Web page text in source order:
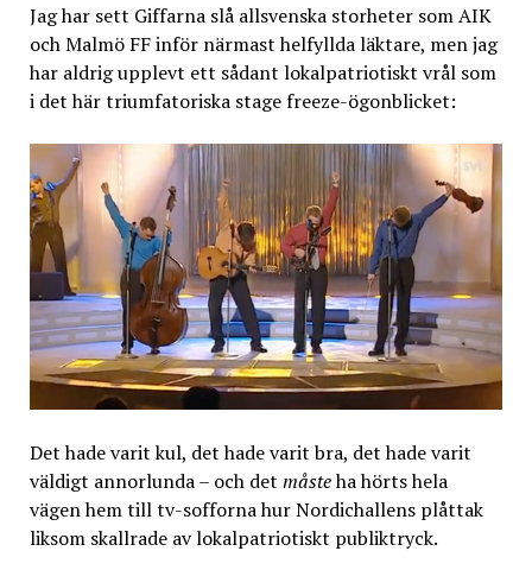
Jag har sett Giffarna slå allsvenska storheter som AIK
och Malmö FF inför närmast helfyllda läktare, men jag
har aldrig upplevt ett sådant lokalpatriotiskt vrål som
i det här triumfatoriska stage freeze-ögonblicket:
Det hade varit kul, det hade varit bra, det hade varit
väldigt annorlunda – och det måsteha hörts hela
vägen hem till tv-sofforna hur Nordichallens plåttak
liksom skallrade av lokalpatriotiskt publiktryck.